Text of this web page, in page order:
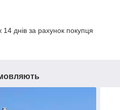
днів за рахунок покупця